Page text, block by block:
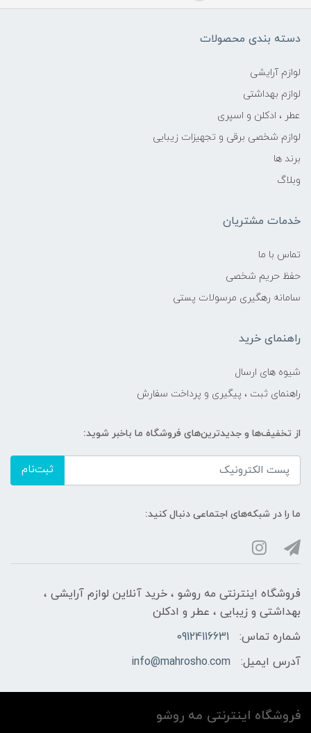
دسته بندی محصولات
لوازم آرایشی
لوازم بهداشتی
عطر ، ادکلن و اسپری
لوازم شخصی برقی و تجهیزات زیبایی
برند ها
وبلاگ
خدمات مشتریان
تماس با ما
حفظ حریم شخصی
سامانه رهگیری مرسولات پستی
راهنمای خرید
شیوه های ارسال
راهنمای ثبت ، پیگیری و پرداخت سفارش
از تخفیف‌ها و جدیدترین‌های فروشگاه ما باخبر شوید:
ثبت‌نام
ما را در شبکه‌های اجتماعی دنبال کنید:
فروشگاه اینترنتی مه‌ رو‌شو ، خرید آنلاین لوازم آرایشی ،
بهداشتی و زیبایی ، عطر و ادکلن
شماره تماس:
09124116631
آدرس ایمیل:
info@mahrosho.com
فروشگاه اینترنتی مه‌ رو‌شو